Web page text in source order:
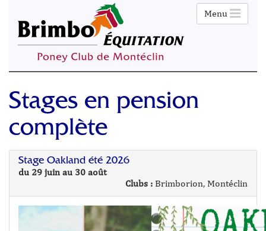
Menu
Stages en pension
complète
Stage Oakland été 2026
du 29 juin au 30 août
Clubs : Brimborion, Montéclin